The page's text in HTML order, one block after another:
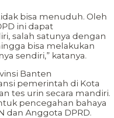
bisa menuduh. Oleh
ini dapat
salah satunya dengan
bisa melakukan
sendiri,” katanya.
Banten
pemerintah di Kota
tes urin secara mandiri.
pencegahan bahaya
dan Anggota DPRD.